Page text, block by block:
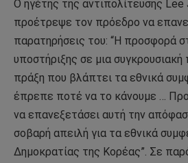
Ο ηγέτης της αντιπολίτευσης Lee
προέτρεψε τον πρόεδρο να
παρατηρήσεις του: “Η προσφορά
υποστήριξης σε μια συγκρουσιακή
πράξη που βλάπτει τα εθνικά
έπρεπε ποτέ να το κάνουμε …
να επανεξετάσει αυτή την
σοβαρή απειλή για τα εθνικά
Δημοκρατίας της Κορέας”. Σε